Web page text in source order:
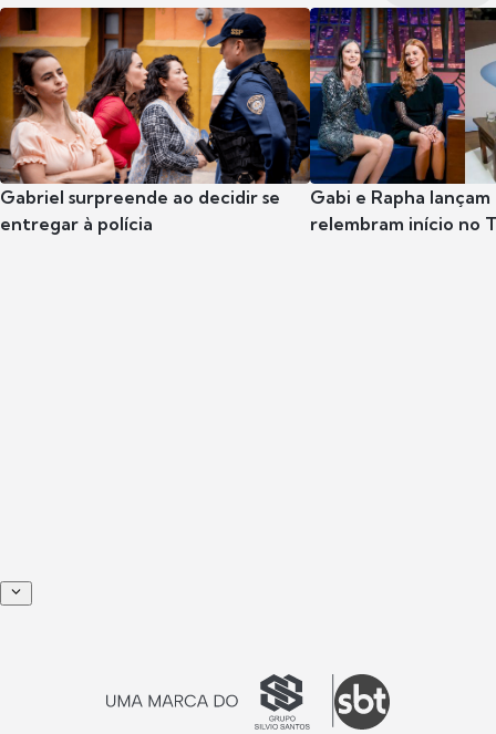
Gabriel surpreende ao decidir se
entregar à polícia
Gabi e Rapha
relembram início no